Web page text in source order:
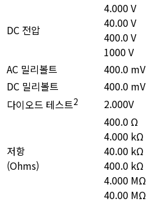
DC 전압
4.000 V
40.00 V
400.0 V
1000 V
AC 밀리볼트 400.0 mV
DC 밀리볼트
400.0 mV
다이오드 테스트2 2.000V
저항
(Ohms)
400.0 Ω
4.000 kΩ
40.00 kΩ
400.0 kΩ
4.000 MΩ
40.00 MΩ